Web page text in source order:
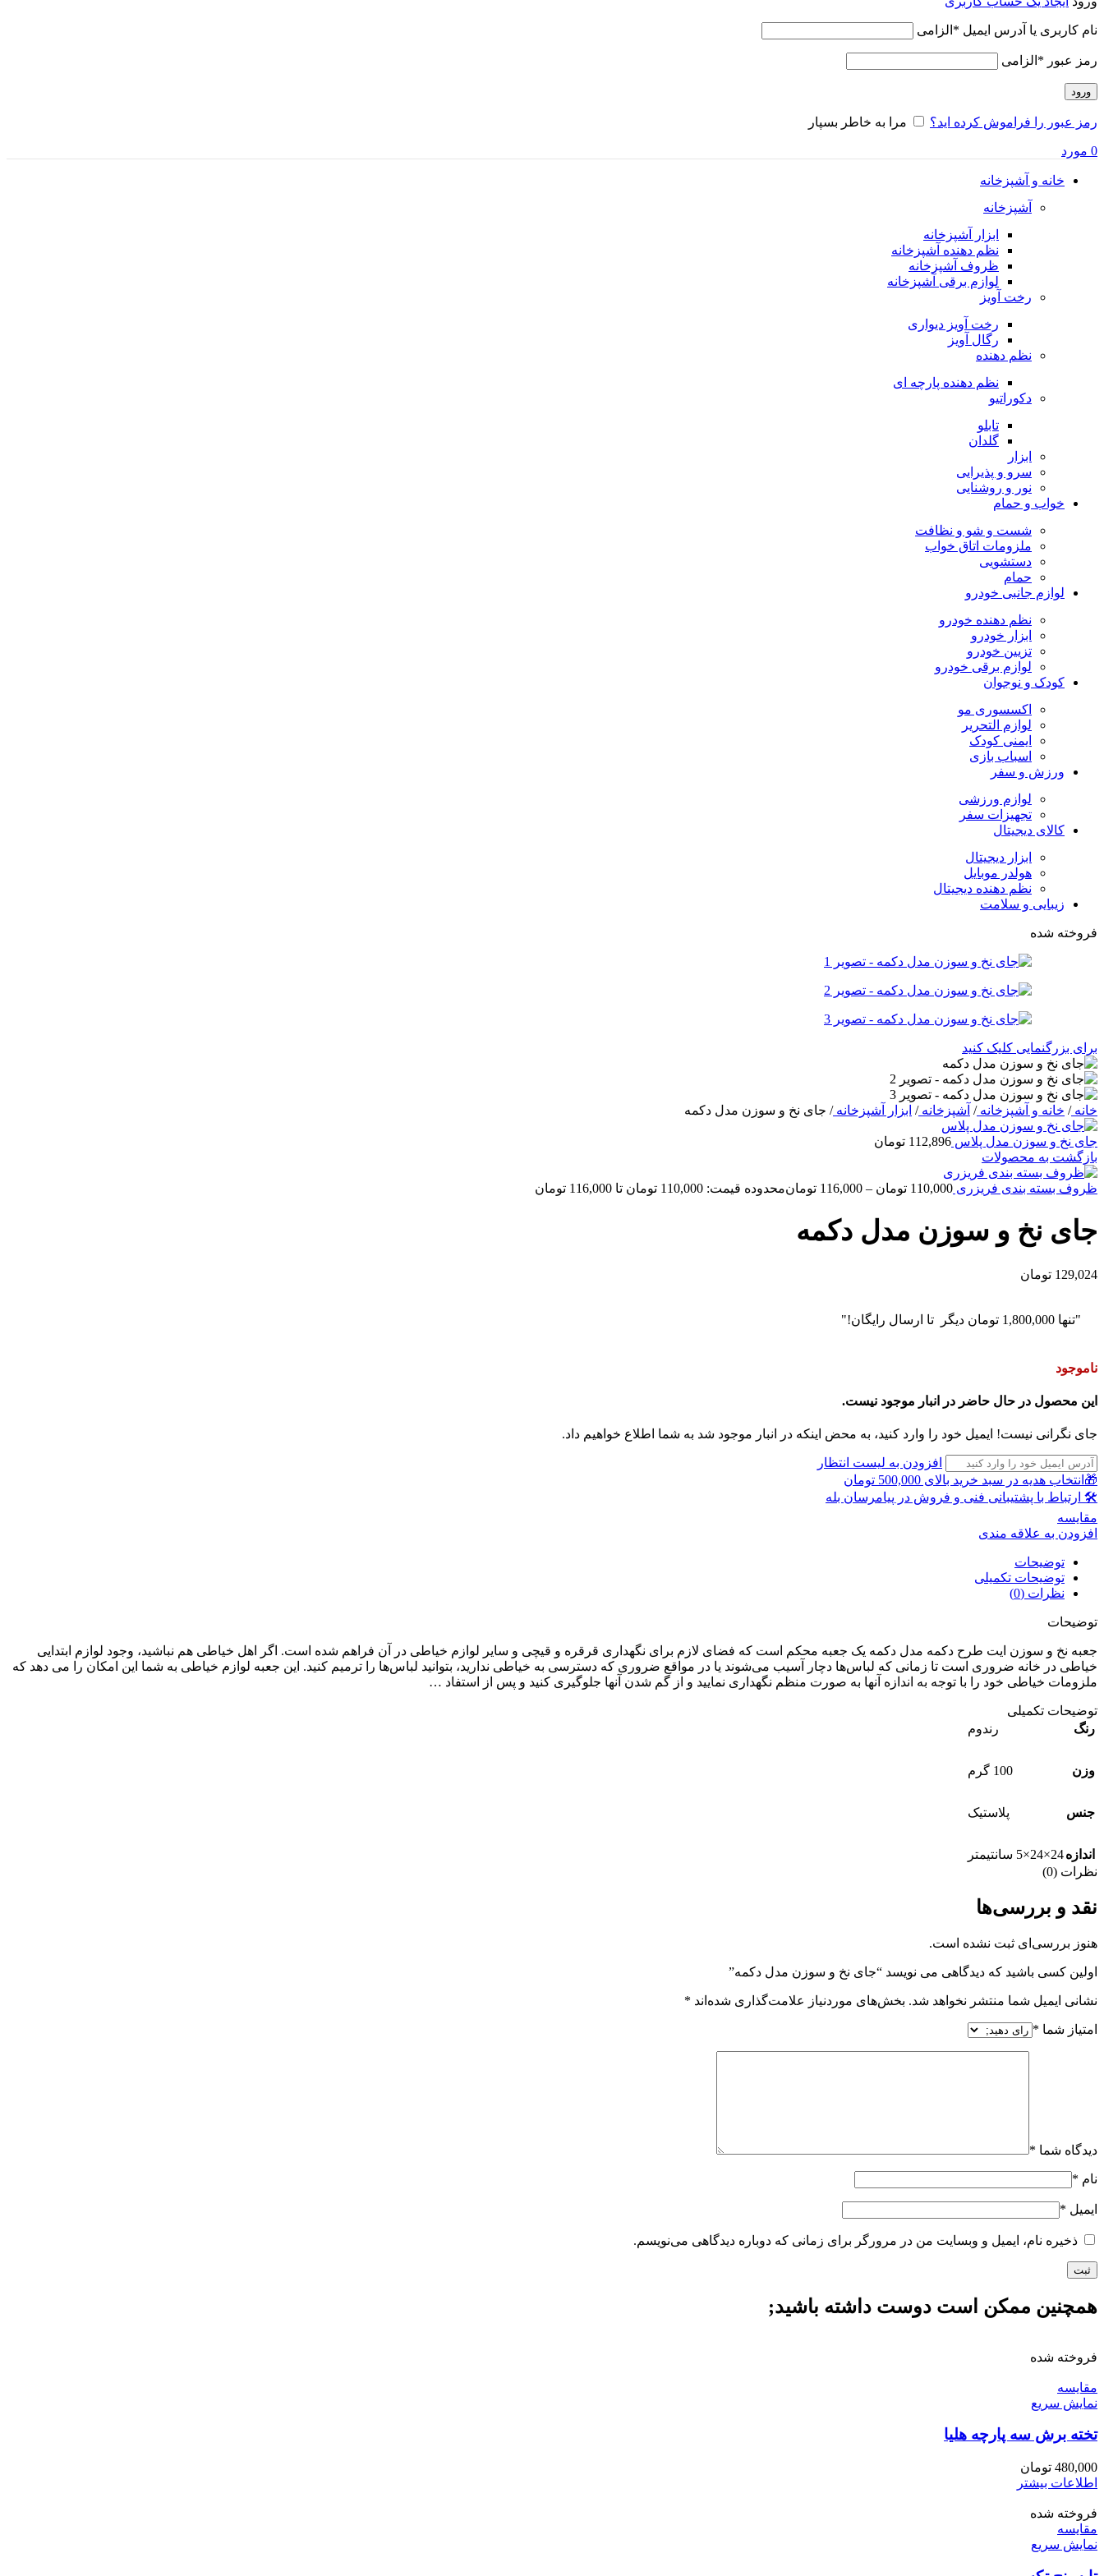
نام کاربری یا آدرس ایمیل * الزامی
رمز عبور * الزامی
ورود
رمز عبور را فراموش کرده اید؟ مرا به خاطر بسپار
0 مورد
خانه و آشپزخانه
آشپزخانه
ابزار آشپزخانه
نظم دهنده آشپزخانه
ظروف آشپزخانه
لوازم برقی آشپزخانه
رخت آویز
رخت آویز دیواری
رگال آویز
نظم دهنده
نظم دهنده پارچه ای
دکوراتیو
تابلو
گلدان
ابزار
سرو و پذیرایی
نور و روشنایی
خواب و حمام
شست و شو و نظافت
ملزومات اتاق خواب
دستشویی
حمام
لوازم جانبی خودرو
نظم دهنده خودرو
ابزار خودرو
تزیین خودرو
لوازم برقی خودرو
کودک و نوجوان
اکسسوری مو
لوازم التحریر
ایمنی کودک
اسباب بازی
ورزش و سفر
لوازم ورزشی
تجهیزات سفر
کالای دیجیتال
ابزار دیجیتال
هولدر موبایل
نظم دهنده دیجیتال
زیبایی و سلامت
فروخته شده
برای بزرگنمایی کلیک کنید
خانه/ خانه و آشپزخانه/ آشپزخانه/ ابزار آشپزخانه/ جای نخ و سوزن مدل دکمه
جای نخ و سوزن مدل پلاس 112,896 تومان
بازگشت به محصولات
ظروف بسته بندی فریزری 110,000 تومان –
116,000 تومانمحدوده قیمت: 110,000 تومان تا 116,000 تومان
جای نخ و سوزن مدل دکمه
129,024 تومان
"تنها 1,800,000 تومان دیگر تا ارسال رایگان!"
ناموجود
این محصول در حال حاضر در انبار موجود نیست.
جای نگرانی نیست! ایمیل خود را وارد کنید، به محض اینکه در انبار موجود شد به شما اطلاع خواهیم داد.
افزودن به لیست انتظار
🎁انتخاب هدیه در سبد خرید بالای 500,000 تومان
🛠 ارتباط با پشتیبانی فنی و فروش در پیامرسان بله
مقايسه
افزودن به علاقه مندی
توضیحات
توضیحات تکمیلی
نظرات (0)
توضیحات
جعبه نخ و سوزن ایت طرح دکمه مدل دکمه یک جعبه محکم است که فضای لازم برای نگهداری قرقره و قیچی و سایر لوازم خیاطی در آن فراهم شده است. اگر اهل خیاطی هم نباشید، وجود لوازم ابتدایی
خیاطی در خانه ضروری است تا زمانی که لباس‌ها دچار آسیب می‌شوند یا در مواقع ضروری که دسترسی به خیاطی ندارید، بتوانید لباس‌ها را ترمیم کنید. این جعبه لوازم خیاطی به شما این امکان را می دهد که
ملزومات خیاطی خود را با توجه به اندازه آنها به صورت منظم نگهداری نمایید و از گم شدن آنها جلوگیری کنید و پس از استفاد …
توضیحات تکمیلی
رنگ
رندوم
وزن 100 گرم
جنس پلاستیک
اندازه24×24×5 سانتیمتر
نظرات (0)
نقد و بررسی‌ها
هنوز بررسی‌ای ثبت نشده است.
اولین کسی باشید که دیدگاهی می نویسد “جای نخ و سوزن مدل دکمه”
نشانی ایمیل شما منتشر نخواهد شد. بخش‌های موردنیاز علامت‌گذاری شده‌اند *
امتیاز شما *
دیدگاه شما *
نام *
ایمیل *
ذخیره نام، ایمیل و وبسایت من در مرورگر برای زمانی که دوباره دیدگاهی می‌نویسم.
همچنین ممکن است دوست داشته باشید;
فروخته شده
مقايسه
نمایش سریع
تخته برش سه پارچه هلیا
480,000 تومان
اطلاعات بیشتر
فروخته شده
مقايسه
نمایش سریع